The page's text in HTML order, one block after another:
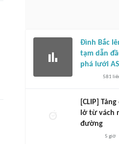
Đình Bắc
tạm dẫn
phá lưới
581
[CLIP]
lở từ vách
đường
5 giờ